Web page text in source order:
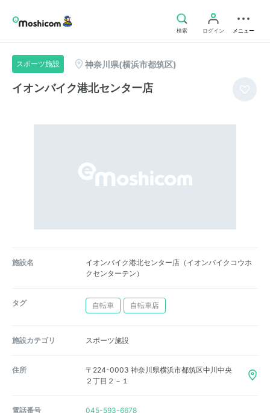
検索 ログイン メニュー
スポーツ施設 神奈川県(横浜市都筑区)
イオンバイク港北センター店
施設名
イオンバイク港北センター店（イオンバイクコウホ
クセンターテン）
タグ 自転車 自転車店
施設カテゴリ スポーツ施設
住所
〒224-0003 神奈川県横浜市都筑区中川中央
２丁目２－１
電話番号 045-593-6678